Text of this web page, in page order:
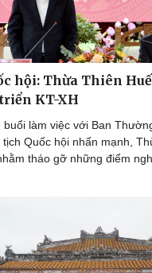
Câu
Đọc
Cửa sổ
Kể
Hạt
hội: Thừa Thiên
KT-XH
buổi làm việc với Ban
Quốc hội nhấn mạnh,
tháo gỡ những điểm